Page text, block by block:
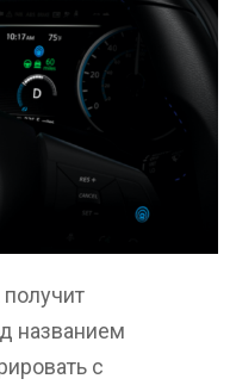
названием
с